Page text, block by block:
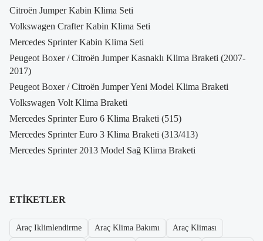
Citroën Jumper Kabin Klima Seti
Volkswagen Crafter Kabin Klima Seti
Mercedes Sprinter Kabin Klima Seti
Peugeot Boxer / Citroën Jumper Kasnaklı Klima Braketi (2007-
2017)
Peugeot Boxer / Citroën Jumper Yeni Model Klima Braketi
Volkswagen Volt Klima Braketi
Mercedes Sprinter Euro 6 Klima Braketi (515)
Mercedes Sprinter Euro 3 Klima Braketi (313/413)
Mercedes Sprinter 2013 Model Sağ Klima Braketi
ETIKETLER
Araç Iklimlendirme Araç Klima Bakımı Araç Kliması